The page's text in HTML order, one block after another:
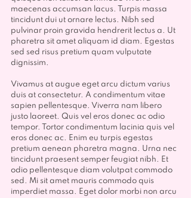
maecenas accumsan lacus. Turpis massa
tincidunt dui ut ornare lectus. Nibh sed
pulvinar proin gravida hendrerit lectus a. Ut
pharetra sit amet aliquam id diam. Egestas
sed sed risus pretium quam vulputate
dignissim.
Vivamus at augue eget arcu dictum varius
duis at consectetur. A condimentum vitae
sapien pellentesque. Viverra nam libero
justo laoreet. Quis vel eros donec ac odio
tempor. Tortor condimentum lacinia quis vel
eros donec ac. Enim eu turpis egestas
pretium aenean pharetra magna. Urna nec
tincidunt praesent semper feugiat nibh. Et
odio pellentesque diam volutpat commodo
sed. Mi sit amet mauris commodo quis
imperdiet massa. Eget dolor morbi non arcu